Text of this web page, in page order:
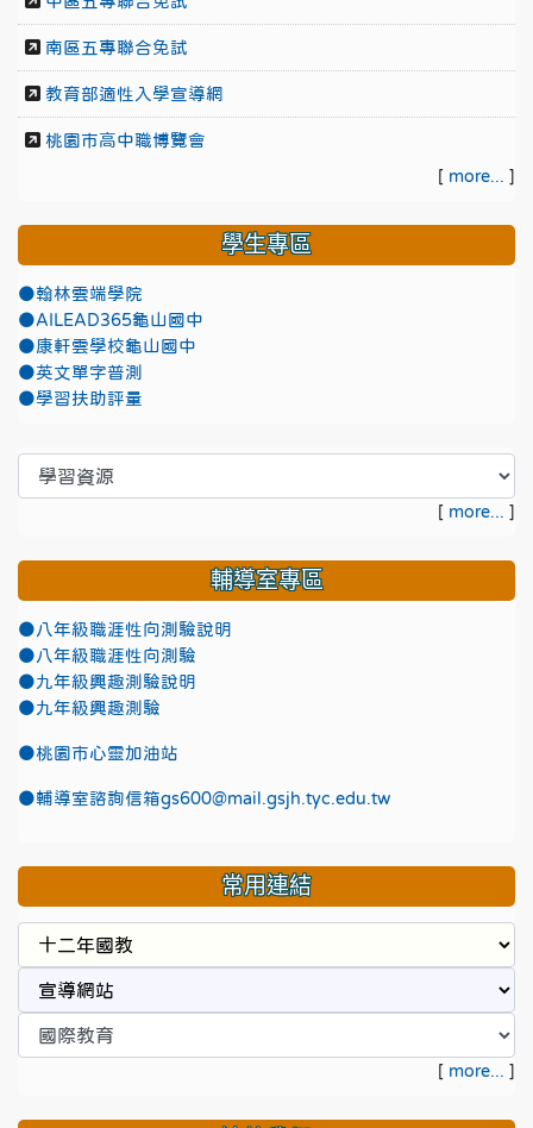
南區五專聯合免試
教育部適性入學宣導網
桃園市高中職博覽會
[ more... ]
學生專區
●翰林雲端學院
●AILEAD365龜山國中
●康軒雲學校龜山國中
●英文單字普測
●學習扶助評量
[ more... ]
輔導室專區
●八年級職涯性向測驗說明
●八年級職涯性向測驗
●九年級興趣測驗說明
●九年級興趣測驗
●桃園市心靈加油站
●輔導室諮詢信箱gs600@mail.gsjh.tyc.edu.tw
常用連結
[ more... ]